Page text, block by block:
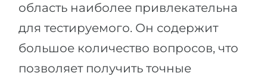
область наиболее привлекательна
для тестируемого. Он содержит
большое количество вопросов, что
позволяет получить точные